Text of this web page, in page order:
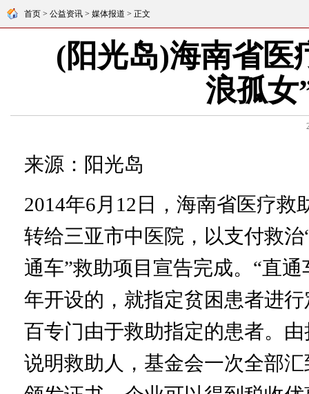
首页 > 公益资讯 > 媒体报道 > 正文
(阳光岛)海南省医
浪孤女
来源：阳光岛
2014年6月12日，海南省医疗救
转给三亚市中医院，以支付救
通车”救助项目宣告完成。“直
年开设的，就指定贫困患者进
百专门由于救助指定的患者。
说明救助人，基金会一次全部